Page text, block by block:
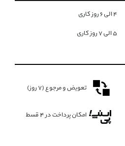
۴ الی ۶ روز کاری
۵ الی ۷ روز کاری
تعویض و مرجوع (۷ روز)
امکان پرداخت در 4 قسط